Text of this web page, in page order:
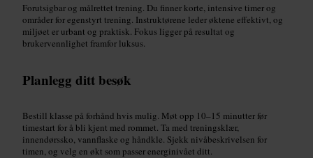
Forutsigbar og målrettet trening. Du finner korte, intensive timer og
områder for egenstyrt trening. Instruktørene leder øktene effektivt, og
miljøet er urbant og praktisk. Fokus ligger på resultat og
brukervennlighet framfor luksus.
Planlegg ditt besøk
Bestill klasse på forhånd hvis mulig. Møt opp 10–15 minutter før
timestart for å bli kjent med rommet. Ta med treningsklær,
innendørssko, vannflaske og håndkle. Sjekk nivåbeskrivelsen for
timen, og velg en økt som passer energinivået ditt.